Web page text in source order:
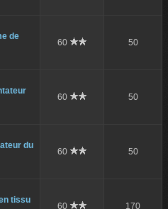
de
60 50
60 50
du
60 50
tissu
60 170